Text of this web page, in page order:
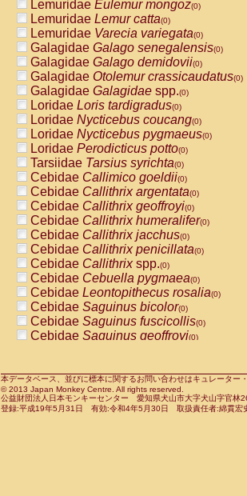
AtelidaeAlouatta fusca(0)
AtelidaeAlouatta seniculus
AtelidaeAlouattaspp.(0)
AtelidaeAteles belzebuth(0)
AtelidaeAteles geoffroyi(0)
AtelidaeAteles paniscus(0)
AtelidaeAtelesspp.(0)
Atelidae Lagothrix lagothricha
AtelidaeLagothrix lagothricha cana
PitheciidaeCacajao calvus
PitheciidaeCallicebus cupreus
PitheciidaeCallicebus donacophilus
PitheciidaeCallicebus moloch
PitheciidaeCallicebus torquatus
PitheciidaeCallicebusspp.(0)
PitheciidaeChiropotes satanas(0)
PitheciidaePithecia monachus
PitheciidaePithecia pithecia(0)
CercopithecidaeCercocebus agilis
CercopithecidaeCercocebus
CercopithecidaeCercocebus
CercopithecidaeCercocebus
CercopithecidaeCercocebus
CercopithecidaeCercocebushybrid
CercopithecidaePapio anubis(0)
CercopithecidaePapio cynocephalus
CercopithecidaePapio hamadryas(0)
Lemuridae Eulemur mongoz(0)
Lemuridae Lemur catta(0)
Lemuridae Varecia variegata(0)
Galagidae Galago senegalensis(0)
Galagidae Galago demidovii(0)
Galagidae Otolemur crassicaudatus(0)
Galagidae Galagidae spp.(0)
Loridae Loris tardigradus(0)
Loridae Nycticebus coucang(0)
Loridae Nycticebus pygmaeus(0)
Loridae Perodicticus potto(0)
Tarsiidae Tarsius syrichta(0)
Cebidae Callimico goeldii(0)
Cebidae Callithrix argentata(0)
Cebidae Callithrix geoffroyi(0)
Cebidae Callithrix humeralifer(0)
Cebidae Callithrix jacchus(0)
Cebidae Callithrix penicillata(0)
Cebidae Callithrixspp.(0)
Cebidae Cebuella pygmaea(0)
Cebidae Leontopithecus rosalia(0)
Cebidae Saguinus bicolor(0)
Cebidae Saguinus fuscicollis(0)
Cebidae Saguinus geoffroyi(0)
CebidaeSaguinus leucopus(0)
CebidaeSaguinus midas(0)
Cebidae Saguinus mystax(0)
本データベース、並びに標本に関するお問い合わせはキュレータ
© 2013 Japan Monkey Centre. All rights reserved.
公益財団法人日本モンキーセンター 愛知県犬山市大字犬山字官
登録:平成19年5月31日 有効:令和4年5月30日 取扱責任者:綿貫宏